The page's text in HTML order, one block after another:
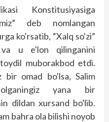
Konstitu­siyasiga
deb nomlangan
ko'rsatib, “Xalq so'zi”
va u e'lon qilinganini
muborakbod etdi.
bir omad bo'lsa, Salim
yana bir
dildan xursand bo'lib.
bahra ola bilishi noyob